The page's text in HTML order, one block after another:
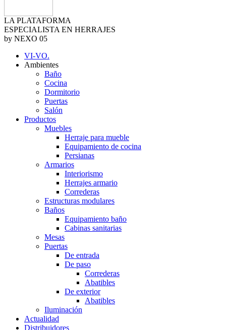
LA PLATAFORMA
ESPECIALISTA EN HERRAJES
by NEXO 05
VI-VO.
Ambientes
Baño
Cocina
Dormitorio
Puertas
Salón
Productos
Muebles
Herraje para mueble
Equipamiento de cocina
Persianas
Armarios
Interiorismo
Herrajes armario
Correderas
Estructuras modulares
Baños
Equipamiento baño
Cabinas sanitarias
Mesas
Puertas
De entrada
De paso
Correderas
Abatibles
De exterior
Abatibles
Iluminación
Actualidad
Distribuidores